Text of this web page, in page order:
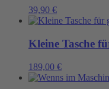
39,90 €
Kleine Tasche
189,00 €